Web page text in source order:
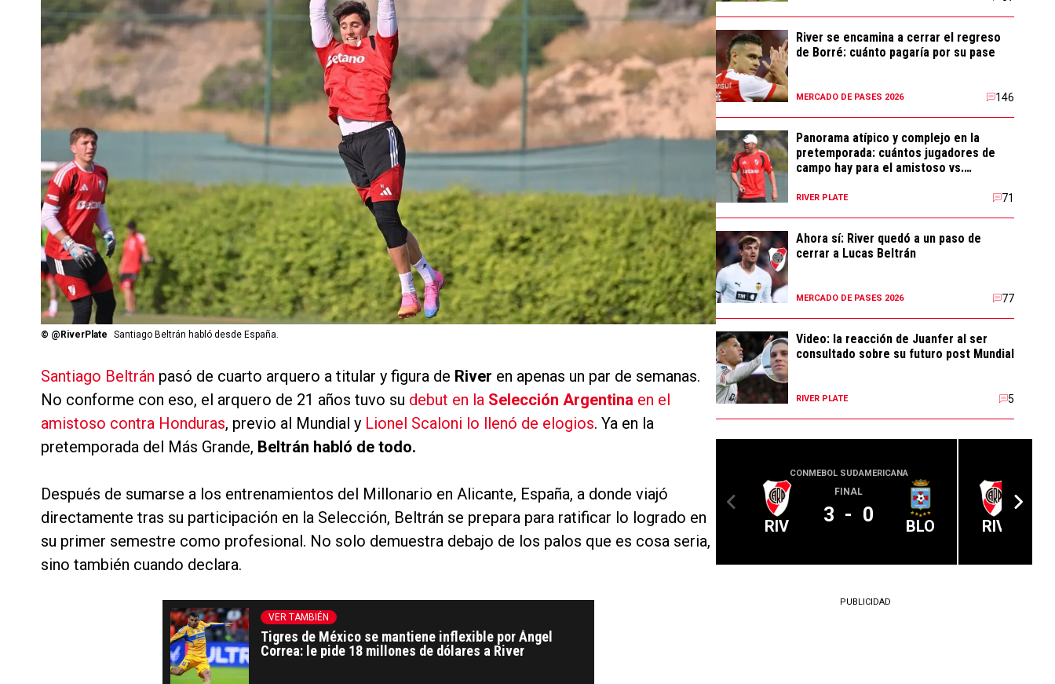
© @RiverPlate Santiago Beltrán habló desde España.
Santiago Beltrán pasó de cuarto arquero a titular y figura de River en apenas un par de semanas.
No conforme con eso, el arquero de 21 años tuvo su debut en la Selección Argentina en el
amistoso contra Honduras, previo al Mundial y Lionel Scaloni lo llenó de elogios. Ya en la
pretemporada del Más Grande, Beltrán habló de todo.
Después de sumarse a los entrenamientos del Millonario en Alicante, España, a donde viajó
directamente tras su participación en la Selección, Beltrán se prepara para ratificar lo logrado en
su primer semestre como profesional. No solo demuestra debajo de los palos que es cosa seria,
sino también cuando declara.
VER TAMBIÉN
Tigres de México se mantiene inflexible por Ángel
Correa: le pide 18 millones de dólares a River
River se encamina a cerrar el regreso
de Borré: cuánto pagaría por su pase
MERCADO DE PASES 2026 146
Panorama atípico y complejo en la
pretemporada: cuántos jugadores de
campo hay para el amistoso vs.
RIVER PLATE 71
Ahora sí: River quedó a un paso de
cerrar a Lucas Beltrán
MERCADO DE PASES 2026 77
Video: la reacción de Juanfer al ser
consultado sobre su futuro post Mundial
RIVER PLATE 5
CONMEBOL SUDAMERICANA
RIV
FINAL
3 - 0 BLO RIV
PUBLICIDAD